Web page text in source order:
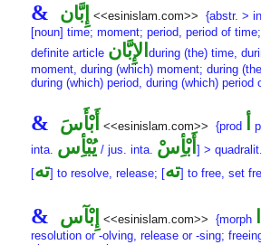
& إِبَّان <<esinislam.com>> {abstr. >
[noun] time; moment; period, period of
definite article الإِبَّان during (the) time,
moment, during (which) moment; during
during (which) period, during (which) period
& أَبْأَسَ <<esinislam.com>> {prod
inta. يُبْأِس / jus. inta. أَبْأِسْ ] >
[ته] to resolve, release; [ته] to free, set
& إِبْآس <<esinislam.com>> {morph
resolution or -olving, release or -sing;